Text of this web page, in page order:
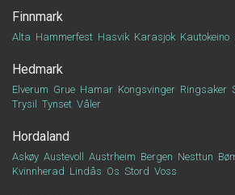
Finnmark
Alta Hammerfest Hasvik Karasjok Kautokeino
Hedmark
Elverum Grue Hamar Kongsvinger Ringsaker
Trysil
Tynset Våler
Hordaland
Askøy Austevoll Austrheim Bergen Nesttun
Kvinnherad Lindås Os Stord Voss